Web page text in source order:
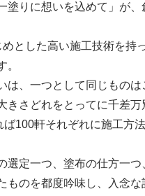
塗りに想いを込めて」が
とした高い施工技術を持
。
は、一つとして同じもの
きさどれをとってに千差万
ば100軒それぞれに施工方
選定一つ、塗布の仕方一つ
ものを都度吟味し、入念